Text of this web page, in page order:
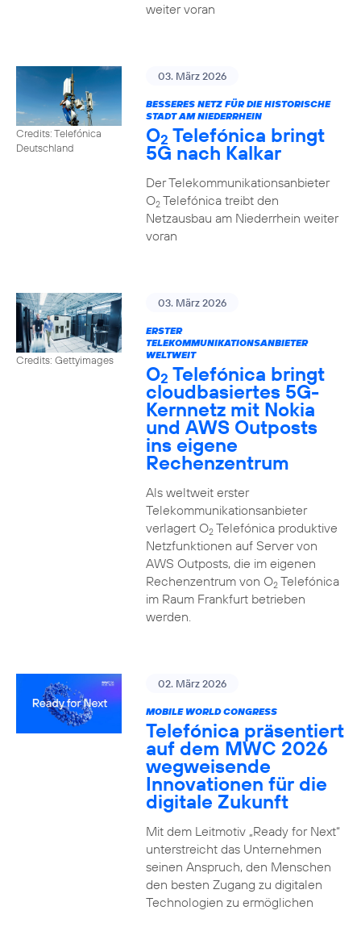
weiter voran
Credits: Telefónica
Deutschland
03. März 2026
BESSERES NETZ FÜR DIE HISTORISCHE
STADT AM NIEDERRHEIN
O2 Telefónica bringt
5G nach Kalkar
Der Telekommunikationsanbieter
O2Telefónica treibt den
Netzausbau am Niederrhein weiter
voran
Credits: Gettyimages
03. März 2026
ERSTER
TELEKOMMUNIKATIONSANBIETER
WELTWEIT
O2 Telefónica bringt
cloudbasiertes 5G-
Kernnetz mit Nokia
und AWS Outposts
ins eigene
Rechenzentrum
Als weltweit erster
Telekommunikationsanbieter
verlagert O2Telefónica produktive
Netzfunktionen auf Server von
AWS Outposts, die im eigenen
Rechenzentrum von O2Telefónica
im Raum Frankfurt betrieben
werden.
02. März 2026
MOBILE WORLD CONGRESS
Telefónica präsentiert
auf dem MWC 2026
wegweisende
Innovationen für die
digitale Zukunft
Mit dem Leitmotiv „Ready for Next“
unterstreicht das Unternehmen
seinen Anspruch, den Menschen
den besten Zugang zu digitalen
Technologien zu ermöglichen